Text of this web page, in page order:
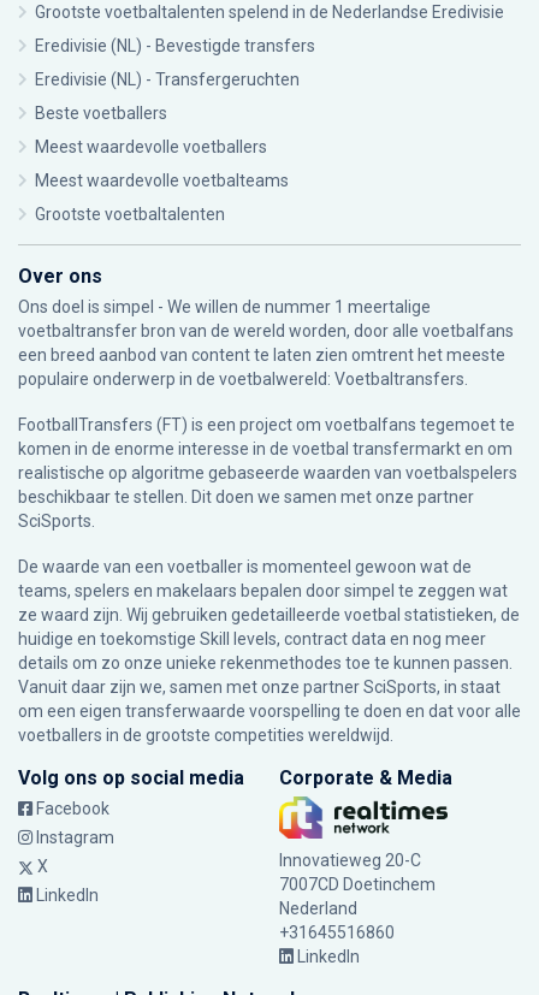
Grootste voetbaltalenten spelend in de Nederlandse Eredivisie
Eredivisie (NL) - Bevestigde transfers
Eredivisie (NL) - Transfergeruchten
Beste voetballers
Meest waardevolle voetballers
Meest waardevolle voetbalteams
Grootste voetbaltalenten
Over ons
Ons doel is simpel - We willen de nummer 1 meertalige
voetbaltransfer bron van de wereld worden, door alle voetbalfans
een breed aanbod van content te laten zien omtrent het meeste
populaire onderwerp in de voetbalwereld: Voetbaltransfers.
FootballTransfers (FT) is een project om voetbalfans tegemoet te
komen in de enorme interesse in de voetbal transfermarkt en om
realistische op algoritme gebaseerde waarden van voetbalspelers
beschikbaar te stellen. Dit doen we samen met onze partner
SciSports
De waarde van een voetballer is momenteel gewoon wat de
teams, spelers en makelaars bepalen door simpel te zeggen wat
ze waard zijn. Wij gebruiken gedetailleerde voetbal statistieken, de
huidige en toekomstige Skill levels, contract data en nog meer
details om zo onze unieke rekenmethodes toe te kunnen passen.
Vanuit daar zijn we, samen met onze partner SciSports, in staat
om een eigen transferwaarde voorspelling te doen en dat voor alle
voetballers in de grootste competities wereldwijd.
Volg ons op social media
Facebook
Instagram
X
LinkedIn
Corporate & Media
Innovatieweg 20-C
7007CD Doetinchem
Nederland
+31645516860
LinkedIn